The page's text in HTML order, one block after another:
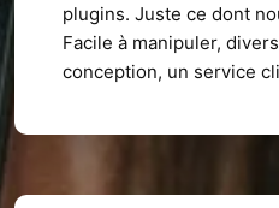
plugins. Juste ce dont
Facile à manipuler,
conception, un service